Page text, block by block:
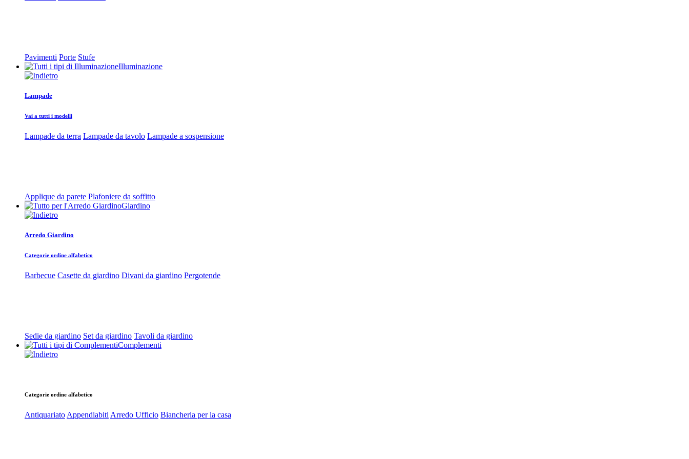
Pavimenti Porte Stufe
Illuminazione
Lampade
Vai a tutti i modelli
Lampade da terra Lampade da tavolo Lampade a sospensione
Applique da parete Plafoniere da soffitto
Giardino
Arredo Giardino
Categorie ordine alfabetico
Barbecue Casette da giardino Divani da giardino Pergotende
Sedie da giardino Set da giardino Tavoli da giardino
Complementi
Categorie ordine alfabetico
Antiquariato Appendiabiti Arredo Ufficio Biancheria per la casa